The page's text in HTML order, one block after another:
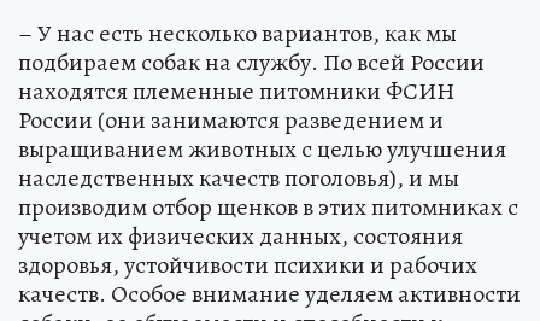
– У нас есть несколько вариантов, как мы
подбираем собак на службу. По всей России
находятся племенные питомники ФСИН
России (они занимаются разведением и
выращиванием животных с целью улучшения
наследственных качеств поголовья), и мы
производим отбор щенков в этих питомниках с
учетом их физических данных, состояния
здоровья, устойчивости психики и рабочих
качеств. Особое внимание уделяем активности